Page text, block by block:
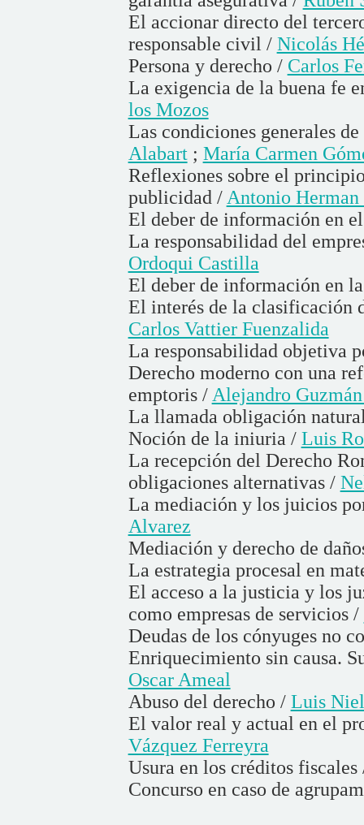
El accionar directo del
responsable civil / Nicolás
Persona y derecho / Carlos
La exigencia de la buena fe
los Mozos
Las condiciones generales
Alabart; María Carmen
Reflexiones sobre el
publicidad / Antonio
El deber de información en
La responsabilidad del
Ordoqui Castilla
El deber de información en
El interés de la clasificación
Carlos Vattier Fuenzalida
La responsabilidad objetiva
Derecho moderno con una
emptoris / Alejandro
La llamada obligación
Noción de la iniuria / Luis
La recepción del Derecho
obligaciones alternativas /
La mediación y los juicios
Alvarez
Mediación y derecho de
La estrategia procesal en
El acceso a la justicia y los
como empresas de servicios /
Deudas de los cónyuges no
Enriquecimiento sin causa.
Oscar Ameal
Abuso del derecho / Luis
El valor real y actual en el
Vázquez Ferreyra
Usura en los créditos
Concurso en caso de